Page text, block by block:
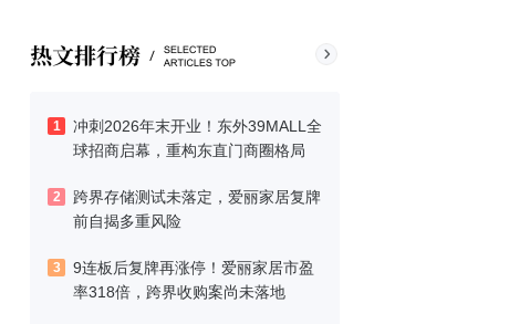
1
冲刺2026年末开业！东外39MALL全
球招商启幕，重构东直门商圈格局
2
跨界存储测试未落定，爱丽家居复牌
前自揭多重风险
3
9连板后复牌再涨停！爱丽家居市盈
率318倍，跨界收购案尚未落地